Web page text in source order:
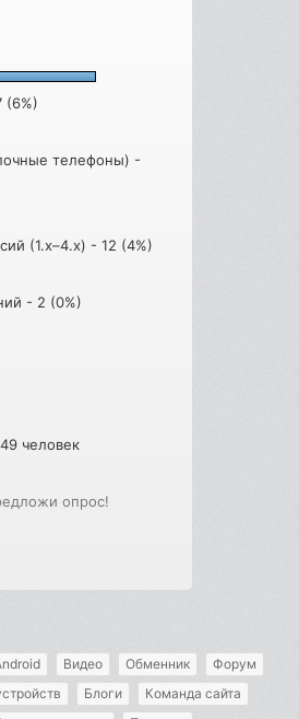
(6%)
телефоны) -
(1.x–4.x) - 12 (4%)
- 2 (0%)
человек
опрос!
Видео Обменник
Форум
Блоги
Команда сайта